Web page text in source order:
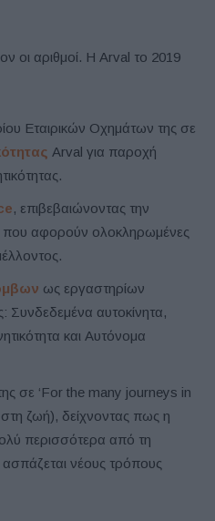
οι αριθμοί. Η Arval το 2019
Εταιρικών Οχημάτων της σε
Arval για παροχή
, επιβεβαιώνοντας την
που αφορούν ολοκληρωμένες
ως εργαστηρίων
Συνδεδεμένα αυτοκίνητα,
και Αυτόνομα
σε ‘For the many journeys in
στη ζωή), δείχνοντας πως η
περισσότερα από τη
νέους τρόπους